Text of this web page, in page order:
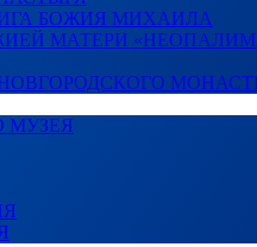
БОЖИЯ МИХАИЛА
МАТЕРИ
МУЗЕЯ